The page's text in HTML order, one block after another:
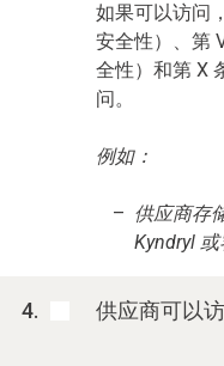
如果可以访问
安全性）、第
全性）和第 X
问。
例如：
供应商存
Kyndryl
供应商可以